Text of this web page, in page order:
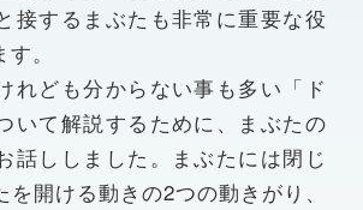
接するまぶたも非常に重要な役
。
れども分からない事も多い「ド
いて解説するために、まぶたの
話ししました。まぶたには閉じ
を開ける動きの2つの動きがり、